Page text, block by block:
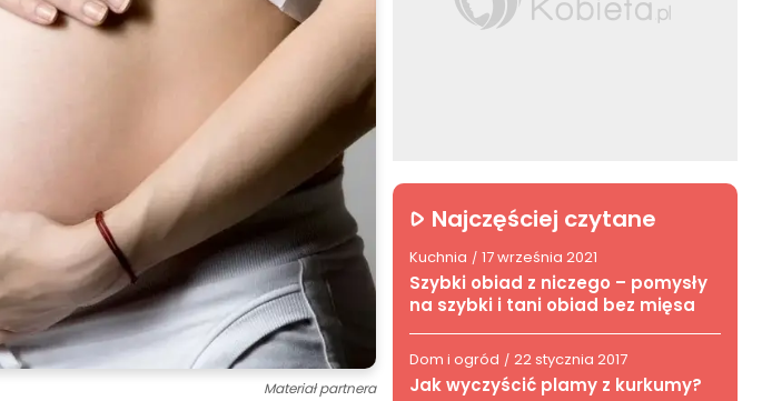
Materiał partnera
Najczęściej czytane
Kuchnia / 17 września 2021
Szybki obiad z niczego – pomysły
na szybki i tani obiad bez mięsa
Dom i ogród / 22 stycznia 2017
Jak wyczyścić plamy z kurkumy?